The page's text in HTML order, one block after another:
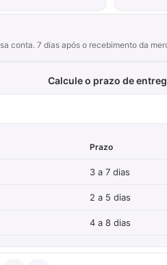
conta. 7 dias após o recebimento da
Calcule o prazo de
Prazo
3 a 7 dias
2 a 5 dias
4 a 8 dias